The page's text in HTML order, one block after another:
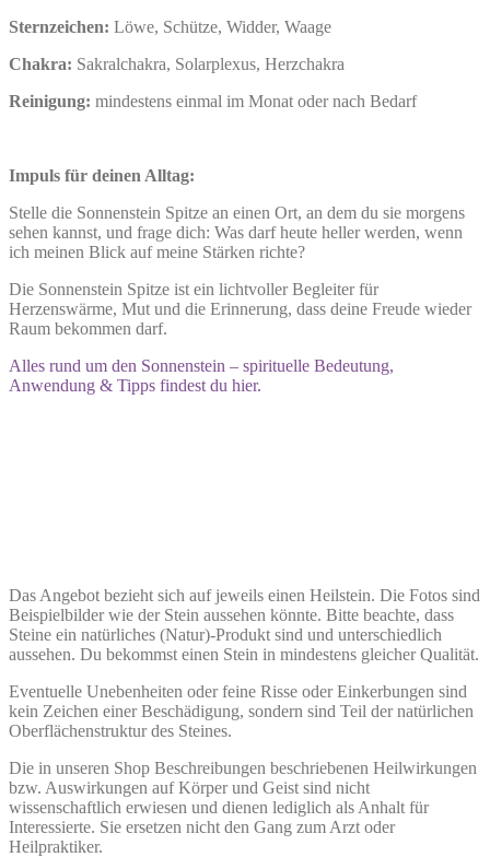
Sternzeichen: Löwe, Schütze, Widder, Waage
Chakra: Sakralchakra, Solarplexus, Herzchakra
Reinigung: mindestens einmal im Monat oder nach Bedarf
Impuls für deinen Alltag:
Stelle die Sonnenstein Spitze an einen Ort, an dem du sie morgens
sehen kannst, und frage dich: Was darf heute heller werden, wenn
ich meinen Blick auf meine Stärken richte?
Die Sonnenstein Spitze ist ein lichtvoller Begleiter für
Herzenswärme, Mut und die Erinnerung, dass deine Freude wieder
Raum bekommen darf.
Alles rund um den Sonnenstein – spirituelle Bedeutung,
Anwendung & Tipps findest du hier.
Das Angebot bezieht sich auf jeweils einen Heilstein. Die Fotos sind
Beispielbilder wie der Stein aussehen könnte. Bitte beachte, dass
Steine ein natürliches (Natur)-Produkt sind und unterschiedlich
aussehen. Du bekommst einen Stein in mindestens gleicher Qualität.
Eventuelle Unebenheiten oder feine Risse oder Einkerbungen sind
kein Zeichen einer Beschädigung, sondern sind Teil der natürlichen
Oberflächenstruktur des Steines.
Die in unseren Shop Beschreibungen beschriebenen Heilwirkungen
bzw. Auswirkungen auf Körper und Geist sind nicht
wissenschaftlich erwiesen und dienen lediglich als Anhalt für
Interessierte. Sie ersetzen nicht den Gang zum Arzt oder
Heilpraktiker.